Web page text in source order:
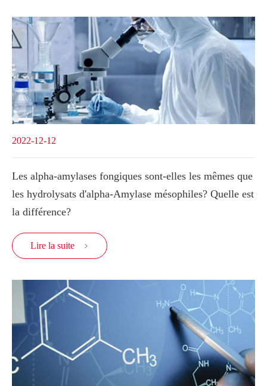
2022-12-12
Les alpha-amylases fongiques sont-elles les mêmes que
les hydrolysats d'alpha-Amylase mésophiles? Quelle est
la différence?
Lire la suite 